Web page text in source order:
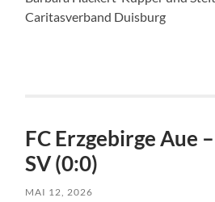
Caritasverband Duisburg
FC Erzgebirge Aue
SV (0:0)
MAI 12, 2026